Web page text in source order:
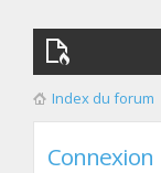
Qui sommes
Les membres
Index du forum
Connexion